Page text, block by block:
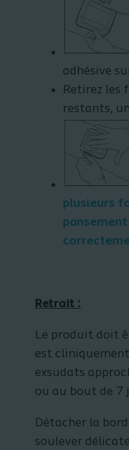
adhésive
Retirez les
restants,
plusieurs
Retrait :
Le produit doit
est
exsudats
ou au bout de 7
Détacher la
soulever